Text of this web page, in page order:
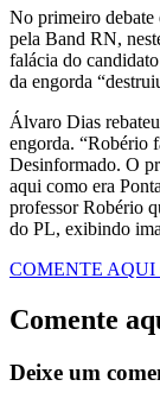
No primeiro debate
pela Band RN,
falácia do
da engorda
Álvaro Dias
engorda. “Robério
Desinformado. O
aqui como era
professor Robério
do PL, exibindo
COMENTE AQUI
Comente
Deixe um